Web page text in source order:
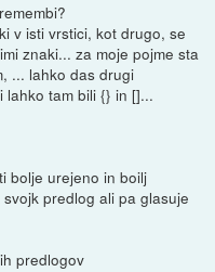
v isti vrstici, kot drugo, se
znaki... za moje pojme sta
... lahko das drugi
lahko tam bili {} in []...
bolje urejeno in boilj
predlog ali pa glasuje
predlogov